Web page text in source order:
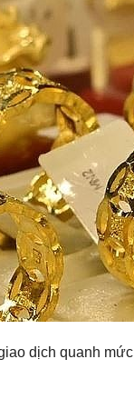
dịch quanh mức